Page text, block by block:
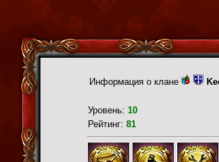
Информация о клане
Уровень: 10
Рейтинг: 81